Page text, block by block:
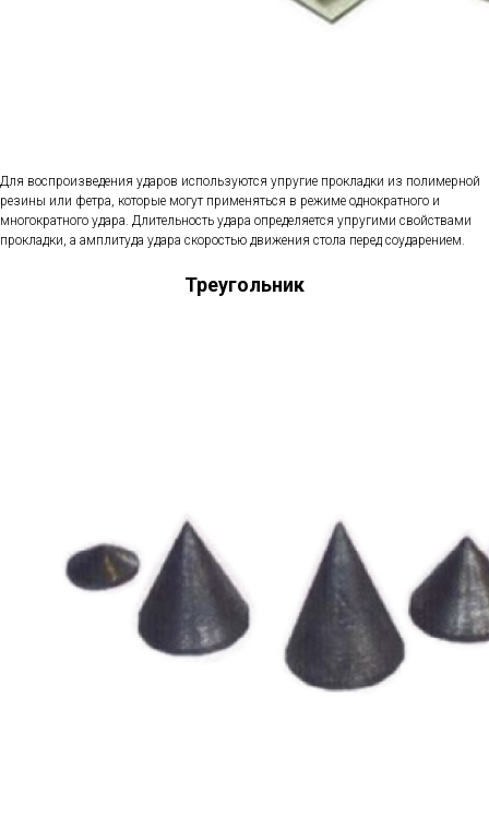
Для воспроизведения ударов используются упругие прокладки из полимерной
резины или фетра, которые могут применяться в режиме однократного и
многократного удара. Длительность удара определяется упругими свойствами
прокладки, а амплитуда удара скоростью движения стола перед соударением.
Треугольник